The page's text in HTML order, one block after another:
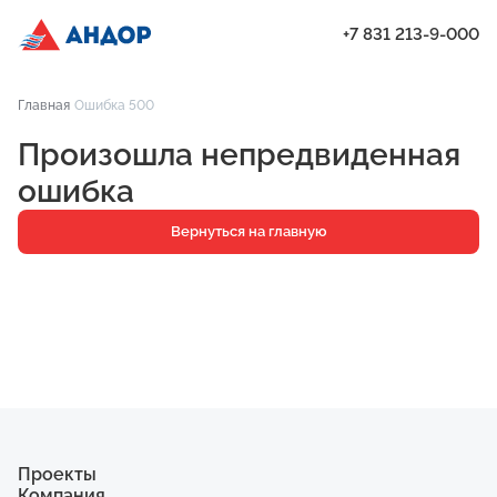
Проекты
Квартиры
Паркинг
Кладовые
+7 831 213-9-000
Главная Ошибка 500
Произошла непредвиденная
ошибка
Вернуться на главную
Проекты